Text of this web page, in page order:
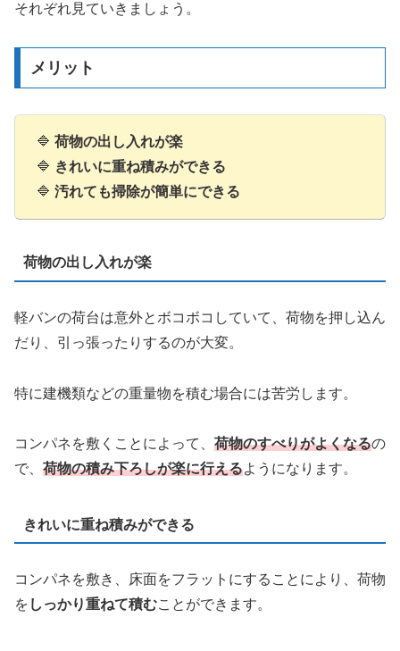
それぞれ見ていきましょう。
メリット
🔷 荷物の出し入れが楽
🔷 きれいに重ね積みができる
🔷 汚れても掃除が簡単にできる
荷物の出し入れが楽
軽バンの荷台は意外とボコボコしていて、荷物を押し込ん
だり、引っ張ったりするのが大変。
特に建機類などの重量物を積む場合には苦労します。
コンパネを敷くことによって、 荷物のすべりがよくなるの
で、 荷物の積み下ろしが楽に行えるようになります。
きれいに重ね積みができる
コンパネを敷き、床面をフラットにすることにより、荷物
を しっかり重ねて積むことができます。